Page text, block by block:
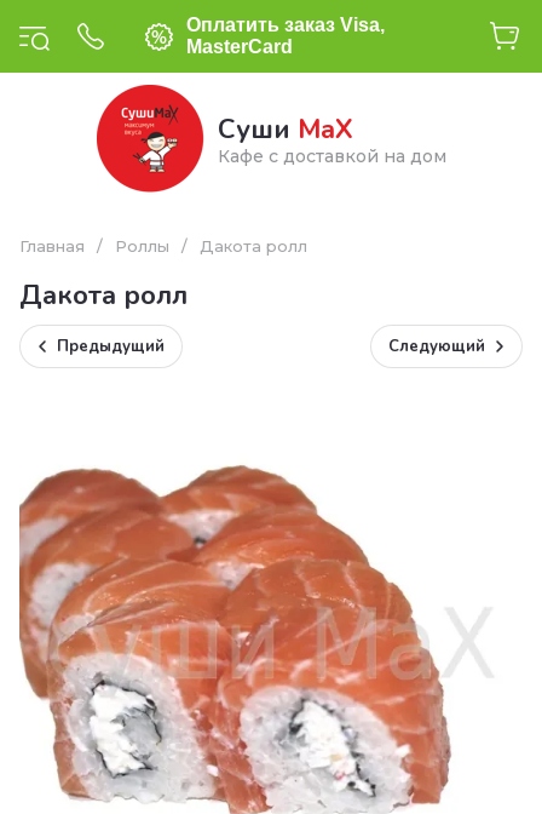
Оплатить заказ Visa,
MasterCard
Суши МаХ
Кафе с доставкой на дом
Главная / Роллы / Дакота ролл
Дакота ролл
Предыдущий Следующий